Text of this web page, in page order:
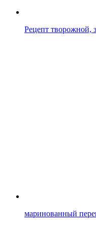
Рецепт творожной,
маринованный